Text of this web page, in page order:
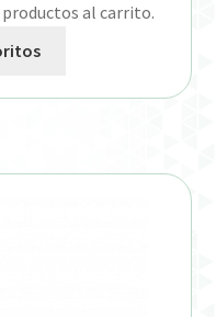
al carrito.